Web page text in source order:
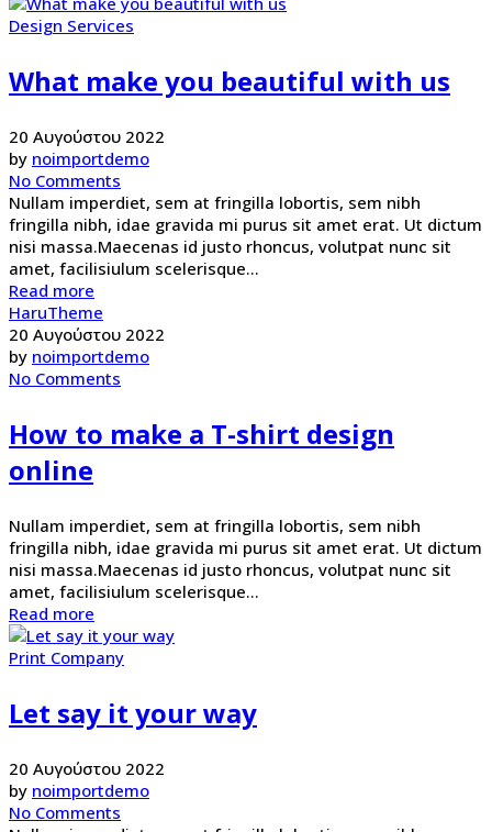
Design Services
What make you beautiful with us
20 Αυγούστου 2022
by noimportdemo
No Comments
Nullam imperdiet, sem at fringilla lobortis, sem nibh
fringilla nibh, idae gravida mi purus sit amet erat. Ut dictum
nisi massa.Maecenas id justo rhoncus, volutpat nunc sit
amet, facilisiulum scelerisque...
Read more
HaruTheme
20 Αυγούστου 2022
by noimportdemo
No Comments
How to make a T-shirt design
online
Nullam imperdiet, sem at fringilla lobortis, sem nibh
fringilla nibh, idae gravida mi purus sit amet erat. Ut dictum
nisi massa.Maecenas id justo rhoncus, volutpat nunc sit
amet, facilisiulum scelerisque...
Read more
Print Company
Let say it your way
20 Αυγούστου 2022
by noimportdemo
No Comments